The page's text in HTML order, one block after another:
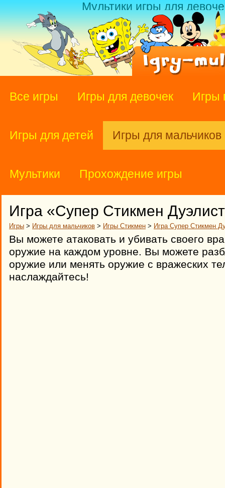
Мультики игры для
Все игры Игры для девочек Игры
Игры для детей Игры для мальчиков
Мультики Прохождение игры
Игра «Супер Стикмен
Игры > Игры для мальчиков > Игры Стикмен > Игра Супер Стикмен
Вы можете атаковать и убивать своего
оружие на каждом уровне. Вы можете
оружие или менять оружие с вражеских
наслаждайтесь!